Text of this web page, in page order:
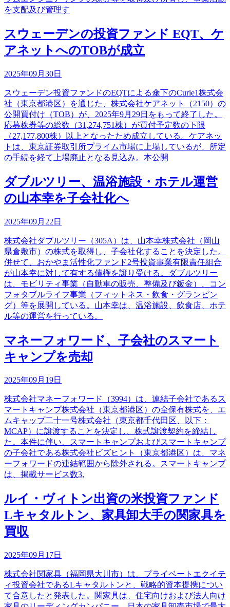
を支配及び管理す
スウェーデンの投資ファンド EQT、ケ
アネットへのTOBが成立
2025年09月30日
スウェーデン投資ファンドのEQTによる傘下のCurie1株式会
社（東京都港区）を通じた、株式会社ケアネット（2150）の
公開買付け（TOB）が、2025年9月29日をもって終了した。
応募株券等の総数（31,274,751株）が買付予定数の下限
（27,177,800株）以上となったため成立している。ケアネッ
トは、東京証券取引所プライム市場に上場しているが、所定
の手続を経て上場廃止となる見込み。本公開
ダブルツリー、温浴施設・ホテル運営
の山本幸を子会社化へ
2025年09月22日
株式会社ダブルツリー（305A）は、山本幸株式会社（岡山
県倉敷市）の株式を取得し、子会社化することを決定した。
併せて、おかやま活性化ファンド2号投資事業有限責任組合
が山本幸に対して有する債権を譲り受ける。ダブルツリー
は、モビリティ事業（自動車の販売、整備及び鈑金）、コン
フォタブルライフ事業（フィットネス・飲食・グランピン
グ）等を展開している。山本幸は、温浴施設、飲食店、ホテ
ル等の運営を行っている。
マネーフォワード、子会社のスマート
キャンプを売却
2025年09月19日
株式会社マネーフォワード（3994）は、連結子会社であるス
マートキャンプ株式会社（東京都港区）の全保有株式を、エ
ムキャップ二十一号株式会社（東京都千代田区、以下：
MCAP）に譲渡することを決定し、株式譲渡契約を締結し
た。本件に伴い、スマートキャンプおよびスマートキャンプ
の子会社である株式会社ビズヒント（東京都港区）は、マネ
ーフォワードの連結範囲から除外される。スマートキャンプ
は、掲載サービス数3,
ルイ・ヴィトン出資の米投資ファンド
Lキャタルトン、家具卸大手の関家具を
買収
2025年09月17日
株式会社関家具（福岡県大川市）は、プライベートエクイテ
ィ投資会社であるLキャタルトンと、戦略的資本提携につい
て合意したと発表した。関家具は、住宅向けおよび法人向け